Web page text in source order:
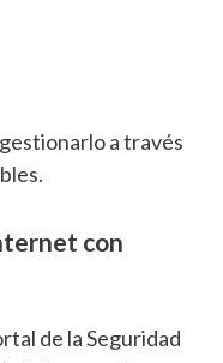
a través
con
de la Seguridad